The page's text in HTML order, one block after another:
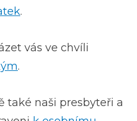
.
vás ve chvíli
.
také naši presbyteři a